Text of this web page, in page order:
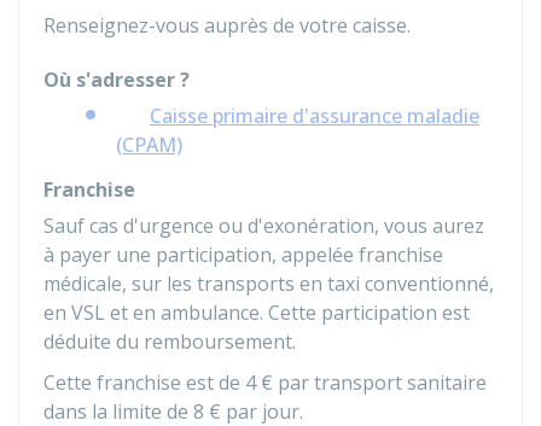
Renseignez-vous auprès de votre caisse.
Où s'adresser ?
Caisse primaire d'assurance maladie
(CPAM)
Franchise
Sauf cas d'urgence ou d'exonération, vous aurez
à payer une participation, appelée franchise
médicale, sur les transports en taxi conventionné,
en VSL et en ambulance. Cette participation est
déduite du remboursement.
Cette franchise est de 4 € par transport sanitaire
dans la limite de 8 € par jour.